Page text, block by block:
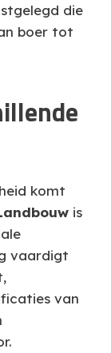
die
boer tot
komt
is
vaardigt
van